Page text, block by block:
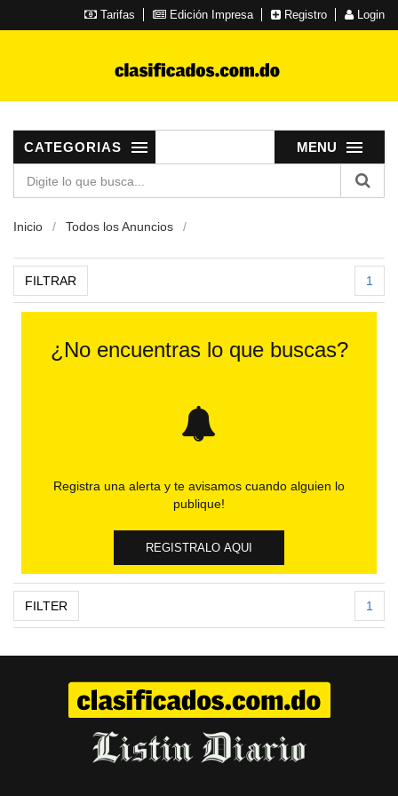
Tarifas Edición Impresa Registro Login
MENU
CATEGORIAS
Inicio Todos los Anuncios
FILTRAR 1
¿No encuentras lo que buscas?
Registra una alerta y te avisamos cuando alguien lo
publique!
REGISTRALO AQUI
FILTER 1